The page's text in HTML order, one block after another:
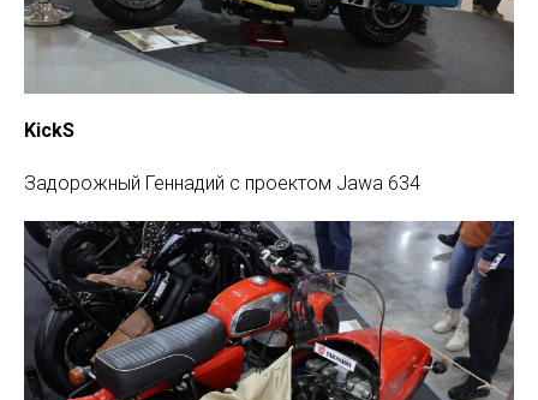
KickS
Задорожный Геннадий c проектом Jawa 634